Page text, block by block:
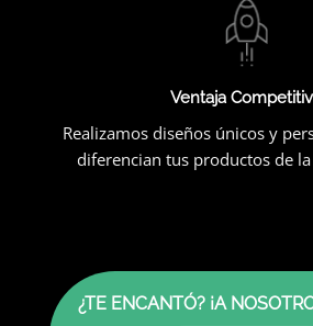
Ventaja
Realizamos diseños únicos y
diferencian tus productos de
¿TE ENCANTÓ? ¡A